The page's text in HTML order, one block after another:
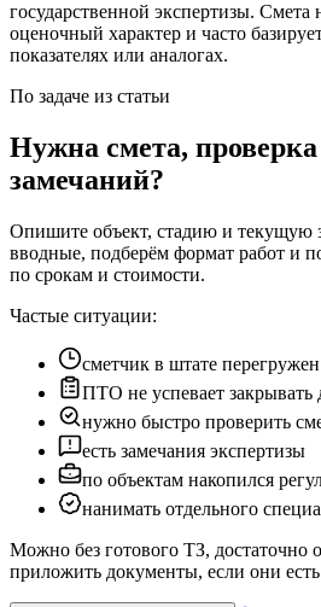
государственной экспертизы. Смета
оценочный характер и часто
показателях или аналогах.
По задаче из статьи
Нужна смета,
замечаний?
Опишите объект, стадию и текущую
вводные, подберём формат работ и
по срокам и стоимости.
Частые ситуации:
сметчик в штате перегружен
ПТО не успевает
нужно быстро проверить
есть замечания экспертизы
по объектам накопился
нанимать отдельного
Можно без готового ТЗ, достаточно
приложить документы, если они